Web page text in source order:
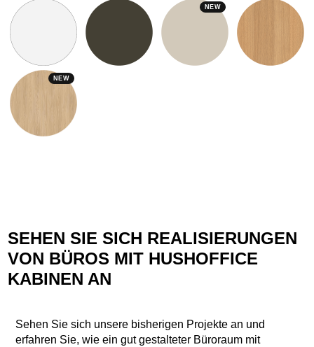
NEW
NEW
SEHEN SIE SICH REALISIERUNGEN
VON BÜROS MIT HUSHOFFICE
KABINEN AN
Sehen Sie sich unsere bisherigen Projekte an und
erfahren Sie, wie ein gut gestalteter Büroraum mit